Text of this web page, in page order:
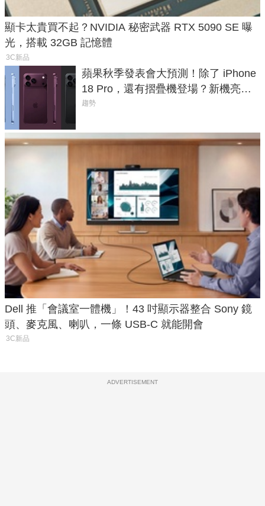
顯卡太貴買不起？NVIDIA 秘密武器 RTX 5090 SE 曝
光，搭載 32GB 記憶體
3C新品
蘋果秋季發表會大預測！除了 iPhone
18 Pro，還有摺疊機登場？新機亮點
預測一次看
趨勢
Dell 推「會議室一體機」！43 吋顯示器整合 Sony 鏡
頭、麥克風、喇叭，一條 USB-C 就能開會
3C新品
ADVERTISEMENT